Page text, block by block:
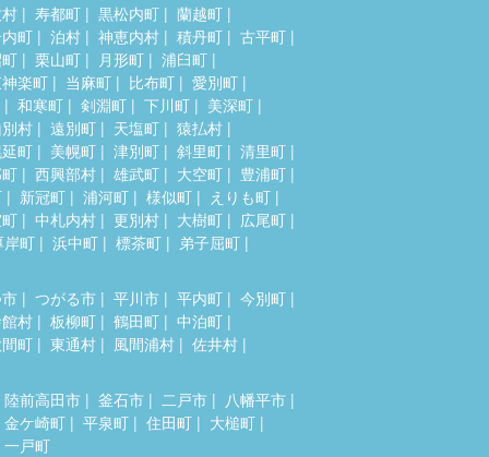
寿都町 黒松内町
蘭越町
町
泊村 神恵内村 積丹町
古平町
栗山町 月形町
浦臼町
楽町
当麻町 比布町
愛別町
和寒町
剣淵町 下川町
美深町
村
遠別町 天塩町
猿払村
町
美幌町 津別町 斜里町
清里町
西興部村 雄武町 大空町
豊浦町
新冠町 浦河町 様似町
えりも町
中札内村 更別村 大樹町
広尾町
岸町
浜中町 標茶町 弟子屈町
つがる市 平川市 平内町
今別町
村
板柳町 鶴田町
中泊町
町
東通村 風間浦村 佐井村
陸前高田市 釜石市 二戸市
八幡平市
金ケ崎町
平泉町 住田町
大槌町
一戸町